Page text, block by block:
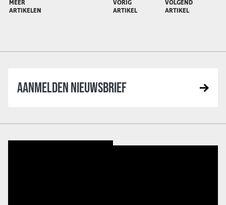
MEER
ARTIKELEN
VORIG
ARTIKEL
VOLGEND
ARTIKEL
AANMELDEN NIEUWSBRIEF